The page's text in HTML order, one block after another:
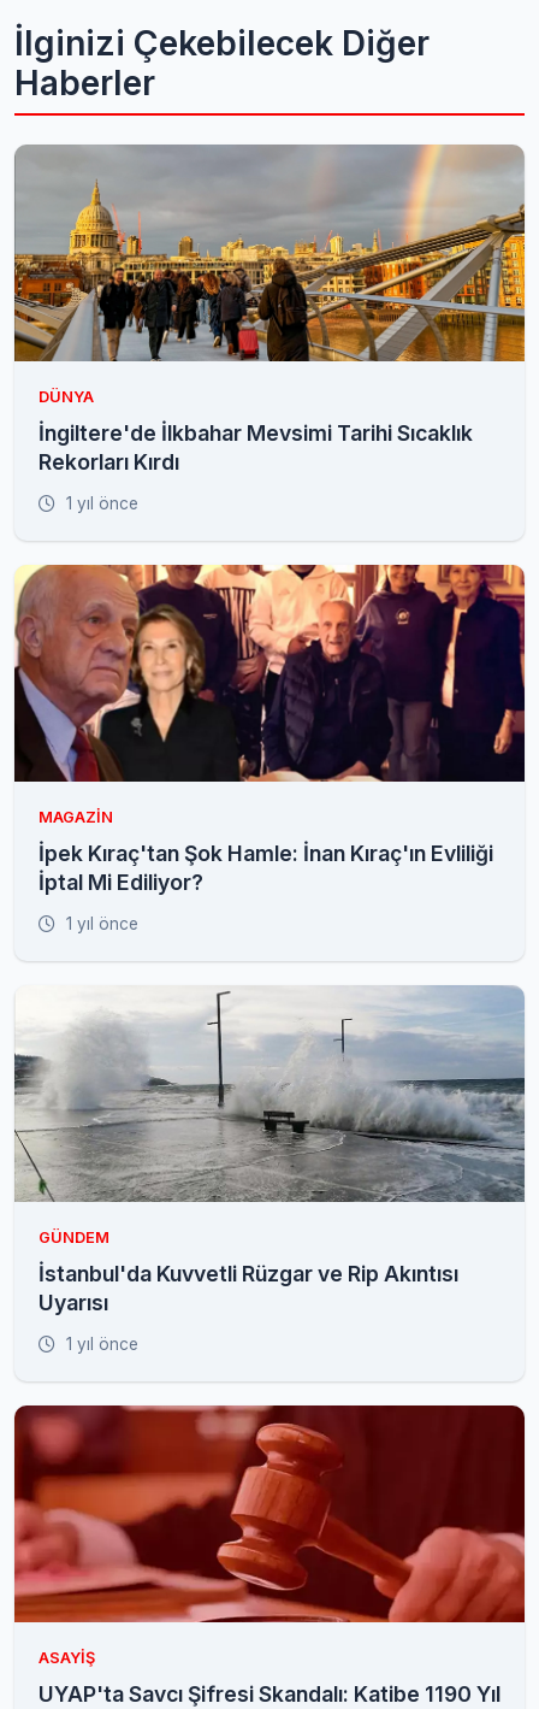
İlginizi Çekebilecek Diğer
Haberler
DÜNYA
İngiltere'de İlkbahar Mevsimi Tarihi Sıcaklık
Rekorları Kırdı
1 yıl önce
MAGAZIN
İpek Kıraç'tan Şok Hamle: İnan Kıraç'ın Evliliği
İptal Mi Ediliyor?
1 yıl önce
GÜNDEM
İstanbul'da Kuvvetli Rüzgar ve Rip Akıntısı
Uyarısı
1 yıl önce
ASAYIŞ
UYAP'ta Savcı Şifresi Skandalı: Katibe 1190 Yıl